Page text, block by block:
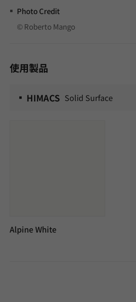
Photo Credit
© Roberto Mango
使用製品
HIMACS Solid Surface
Alpine White